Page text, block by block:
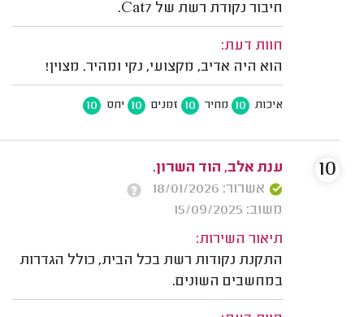
חיבור נקודת רשת של Cat7.
חוות דעת:
הוא היה אדיב, מקצועי, נקי ומהיר. מצוין!
איכות 10 מחיר 10 זמנים 10 יחס 10
ענת אלב, הוד השרון.
אשרור: 18/01/2026
משוב: 15/09/2025
תיאור השירות:
התקנת נקודות רשת בכל הבית, כולל הגדרות
במחשבים השונים.
10